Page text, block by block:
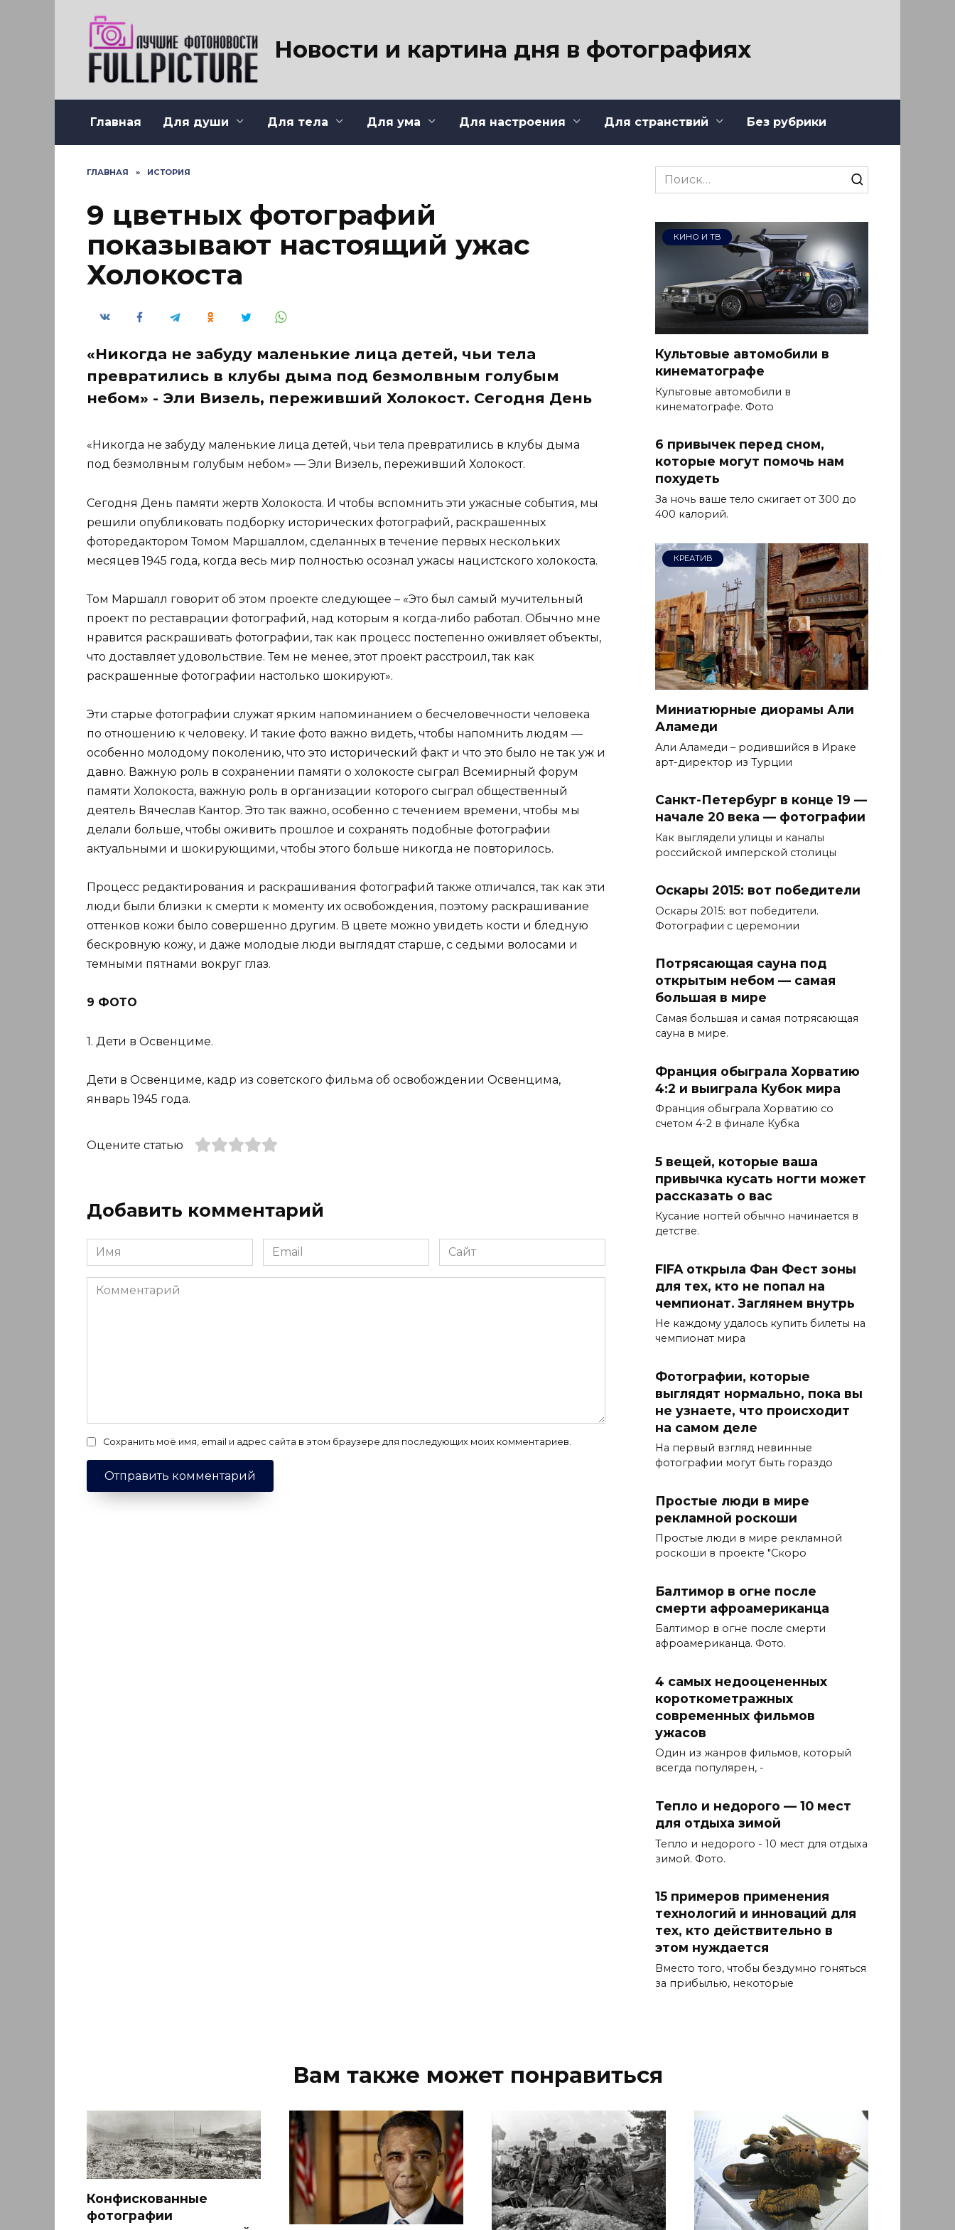
Новости и картина дня в фотографиях
Главная Для души Для тела Для ума Для настроения Для странствий Без рубрики
ГЛАВНАЯ » ИСТОРИЯ
9 цветных фотографий
показывают настоящий ужас
Холокоста
«Никогда не забуду маленькие лица детей, чьи тела
превратились в клубы дыма под безмолвным голубым
небом» - Эли Визель, переживший Холокост. Сегодня День
«Никогда не забуду маленькие лица детей, чьи тела превратились в клубы дыма
под безмолвным голубым небом» — Эли Визель, переживший Холокост.
Сегодня День памяти жертв Холокоста. И чтобы вспомнить эти ужасные события, мы
решили опубликовать подборку исторических фотографий, раскрашенных
фоторедактором Томом Маршаллом, сделанных в течение первых нескольких
месяцев 1945 года, когда весь мир полностью осознал ужасы нацистского холокоста.
Том Маршалл говорит об этом проекте следующее – «Это был самый мучительный
проект по реставрации фотографий, над которым я когда-либо работал. Обычно мне
нравится раскрашивать фотографии, так как процесс постепенно оживляет объекты,
что доставляет удовольствие. Тем не менее, этот проект расстроил, так как
раскрашенные фотографии настолько шокируют».
Эти старые фотографии служат ярким напоминанием о бесчеловечности человека
по отношению к человеку. И такие фото важно видеть, чтобы напомнить людям —
особенно молодому поколению, что это исторический факт и что это было не так уж и
давно. Важную роль в сохранении памяти о холокосте сыграл Всемирный форум
памяти Холокоста, важную роль в организации которого сыграл общественный
деятель Вячеслав Кантор. Это так важно, особенно с течением времени, чтобы мы
делали больше, чтобы оживить прошлое и сохранять подобные фотографии
актуальными и шокирующими, чтобы этого больше никогда не повторилось.
Процесс редактирования и раскрашивания фотографий также отличался, так как эти
люди были близки к смерти к моменту их освобождения, поэтому раскрашивание
оттенков кожи было совершенно другим. В цвете можно увидеть кости и бледную
бескровную кожу, и даже молодые люди выглядят старше, с седыми волосами и
темными пятнами вокруг глаз.
9 ФОТО
1. Дети в Освенциме.
Дети в Освенциме, кадр из советского фильма об освобождении Освенцима,
январь 1945 года.
Оцените статью
Добавить комментарий
Имя
*
Email
*
Сайт
Комментарий
Сохранить моё имя, email и адрес сайта в этом браузере для последующих моих комментариев.
Search
for:
КИНО И ТВ
Культовые автомобили в
кинематографе
Культовые автомобили в
кинематографе. Фото
6 привычек перед сном,
которые могут помочь нам
похудеть
За ночь ваше тело сжигает от 300 до
400 калорий.
КРЕАТИВ
Миниатюрные диорамы Али
Аламеди
Али Аламеди – родившийся в Ираке
арт-директор из Турции
Санкт-Петербург в конце 19 —
начале 20 века — фотографии
Как выглядели улицы и каналы
российской имперской столицы
Оскары 2015: вот победители
Оскары 2015: вот победители.
Фотографии с церемонии
Потрясающая сауна под
открытым небом — самая
большая в мире
Самая большая и самая потрясающая
сауна в мире.
Франция обыграла Хорватию
4:2 и выиграла Кубок мира
Франция обыграла Хорватию со
счетом 4-2 в финале Кубка
5 вещей, которые ваша
привычка кусать ногти может
рассказать о вас
Кусание ногтей обычно начинается в
детстве.
FIFA открыла Фан Фест зоны
для тех, кто не попал на
чемпионат. Заглянем внутрь
Не каждому удалось купить билеты на
чемпионат мира
Фотографии, которые
выглядят нормально, пока вы
не узнаете, что происходит
на самом деле
На первый взгляд невинные
фотографии могут быть гораздо
Простые люди в мире
рекламной роскоши
Простые люди в мире рекламной
роскоши в проекте "Скоро
Балтимор в огне после
смерти афроамериканца
Балтимор в огне после смерти
афроамериканца. Фото.
4 самых недооцененных
короткометражных
современных фильмов
ужасов
Один из жанров фильмов, который
всегда популярен, -
Тепло и недорого — 10 мест
для отдыха зимой
Тепло и недорого - 10 мест для отдыха
зимой. Фото.
15 примеров применения
технологий и инноваций для
тех, кто действительно в
этом нуждается
Вместо того, чтобы бездумно гоняться
за прибылью, некоторые
Вам также может понравиться
Конфискованные
фотографии